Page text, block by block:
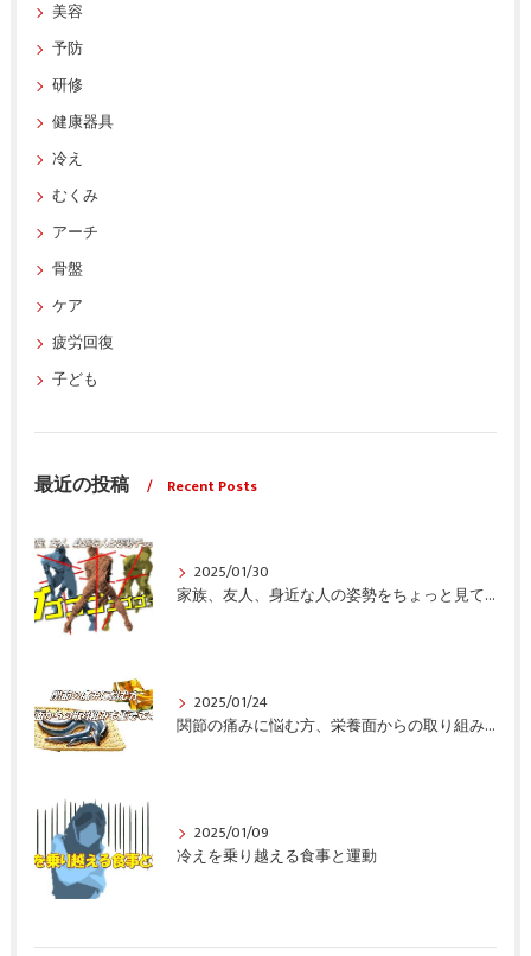
美容
予防
研修
健康器具
冷え
むくみ
アーチ
骨盤
ケア
疲労回復
子ども
最近の投稿 Recent Posts
2025/01/30
家族、友人、身近な人の姿勢をちょっと見てみませんか？
2025/01/24
関節の痛みに悩む方、栄養面からの取り組みも重要ですよ！
2025/01/09
冷えを乗り越える食事と運動